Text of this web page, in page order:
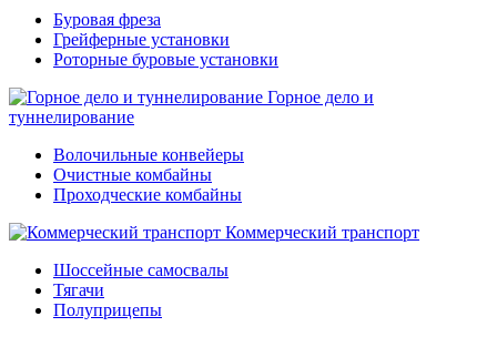
Буровая фреза
Грейферные установки
Роторные буровые установки
Горное дело и
туннелирование
Волочильные конвейеры
Очистные комбайны
Проходческие комбайны
Коммерческий транспорт
Шоссейные самосвалы
Тягачи
Полуприцепы